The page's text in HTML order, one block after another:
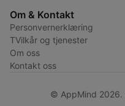
Om & Kontakt
Personvernerklæring
TVilkår og tjenester
Om oss
Kontakt oss
© AppMind 2026.